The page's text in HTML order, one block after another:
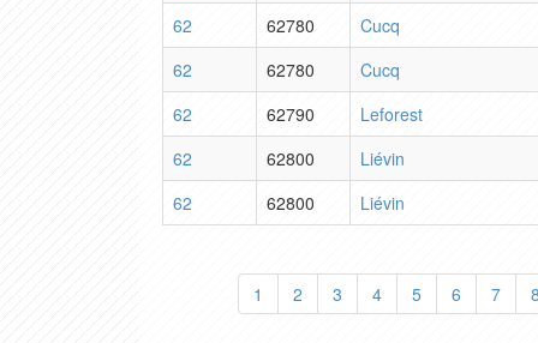
62
62780
Cucq
62
62780
Cucq
62
62790
Leforest
62
62800
Liévin
62
62800 Liévin
1 2 3 4 5 6 7